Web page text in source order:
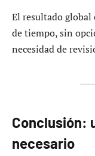
El resultado global
de tiempo, sin
necesidad de
Conclusión:
necesario